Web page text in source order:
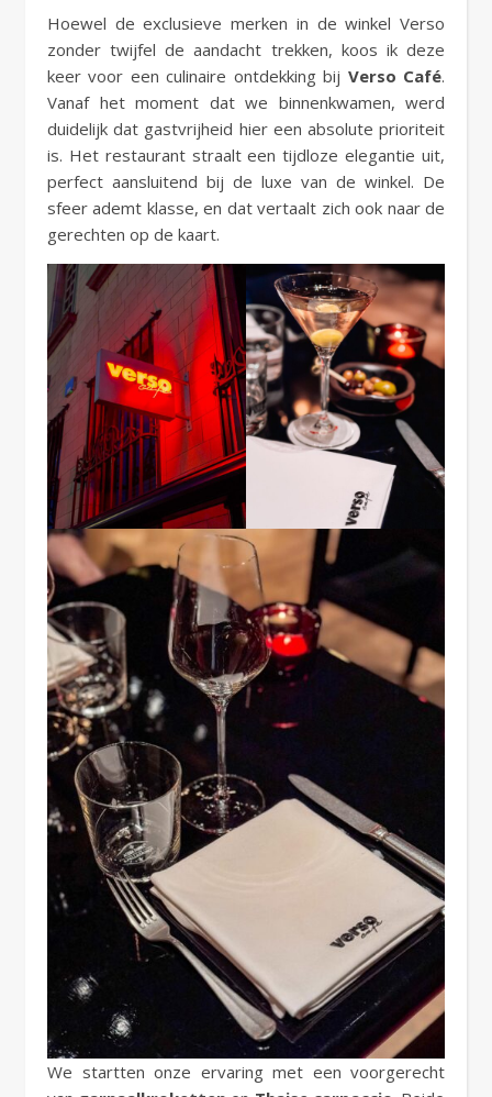
Hoewel de exclusieve merken in de winkel Verso
zonder twijfel de aandacht trekken, koos ik deze
keer voor een culinaire ontdekking bij Verso Café.
Vanaf het moment dat we binnenkwamen, werd
duidelijk dat gastvrijheid hier een absolute prioriteit
is. Het restaurant straalt een tijdloze elegantie uit,
perfect aansluitend bij de luxe van de winkel. De
sfeer ademt klasse, en dat vertaalt zich ook naar de
gerechten op de kaart.
We startten onze ervaring met een voorgerecht